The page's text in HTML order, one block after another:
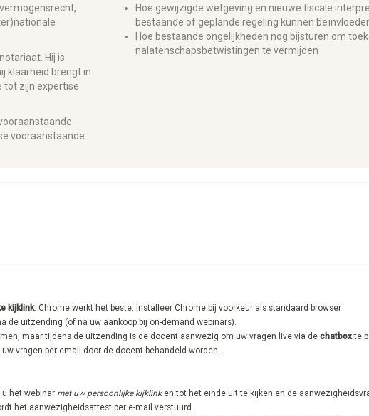
Hij is
klaarheid brengt in
tot zijn expertise
vooraanstaande
Hoe gewijzigde wetgeving en nieuwe fiscale
bestaande of geplande regeling kunnen
Hoe bestaande ongelijkheden nog bijsturen om
nalatenschapsbetwistingen te vermijden
kijklink. Chrome werkt het beste. Installeer Chrome bij voorkeur als standaard browser
de uitzending (of na uw aankoop bij on-demand webinars).
maar tijdens de uitzending is de docent aanwezig om uw vragen live via de chatboxte
vragen per email door de docent behandeld worden.
het webinar met uw persoonlijke kijklink en tot het einde uit te kijken en de
het aanwezigheidsattest per e-mail verstuurd.